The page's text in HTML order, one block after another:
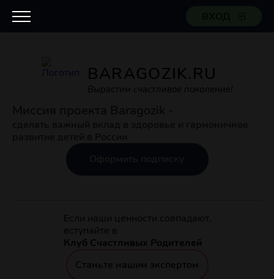
BARAGOZIK.RU
Вырастим счастливое поколение!
Если наши ценности совпадают,
вступайте в
Клуб Счастливых Родителей
Станьте нашим экспертом